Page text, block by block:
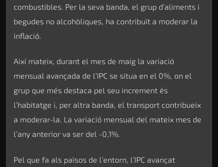
combustibles. Per la seva banda, el grup d’aliments i
begudes no alcohòliques, ha contribuït a moderar la
inflació.
Així mateix, durant el mes de maig la variació
mensual avançada de l’IPC se situa en el 0%, on el
grup que més destaca pel seu increment és
l’habitatge i, per altra banda, el transport contribueix
a moderar-la. La variació mensual del mateix mes de
l’any anterior va ser del -0,1%.
Pel que fa als països de l’entorn, l’IPC avançat